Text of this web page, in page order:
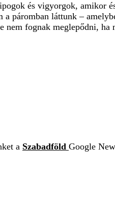
és vigyorgok, amikor
páromban láttunk –
fognak meglepődni, ha
a Szabadföld Google